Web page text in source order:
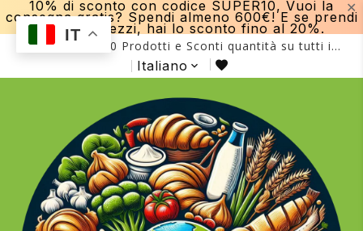
✕
10% di sconto con codice SUPER10, Vuoi la
consegna gratis? Spendi almeno 600€! E se prendi
più di 15 pezzi, hai lo sconto fino al 20%.
Più di 2000 Prodotti e Sconti quantità su tutti i
prodotti fino al -20%!
Italiano
IT